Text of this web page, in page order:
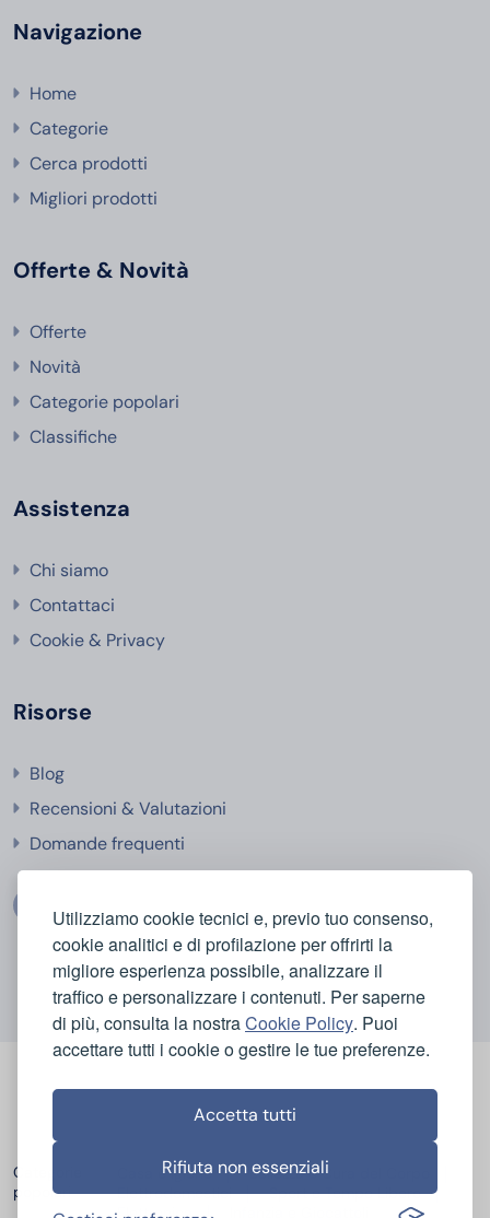
Utilizziamo cookie tecnici e, previo tuo consenso,
cookie analitici e di profilazione per offrirti la
migliore esperienza possibile, analizzare il
traffico e personalizzare i contenuti. Per saperne
di più, consulta la nostraCookie Policy. Puoi
accettare tutti i cookie o gestire le tue preferenze.
Accetta tutti
Rifiuta non essenziali
Navigazione
Home
Categorie
Cerca prodotti
Migliori prodotti
Offerte & Novità
Offerte
Novità
Categorie popolari
Classifiche
Assistenza
Chi siamo
Contattaci
Cookie & Privacy
Risorse
Blog
Recensioni & Valutazioni
Domande frequenti
Categorie
popolari
Casa e Igiene
Bellezza e Cura del Corpo
Elettrodomestici
Sport e Tempo Libero
Elettronica